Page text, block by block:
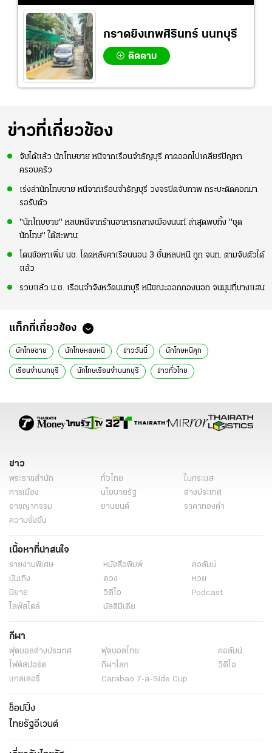
กราดยิงเทพศิรินทร์ นนทบุรี
ติดตาม
ข่าวที่เกี่ยวข้อง
จับได้แล้ว นักโทษชาย หนีจากเรือนจำธัญบุรี คาดออกไปเคลียร์ปัญหา
ครอบครัว
เร่งล่านักโทษชาย หนีจากเรือนจำธัญบุรี วงจรปิดจับภาพ กระบะติดคอกมา
รอรับตัว
"นักโทษชาย" หลบหนีจากร้านอาหารกลางเมืองนนท์ ล่าสุดพบทิ้ง "ชุด
นักโทษ" ใต้สะพาน
โดนข้อหาเพิ่ม นช. โดดหลังคาเรือนนอน 3 ชั้นหลบหนี ถูก จนท. ตามจับตัวได้
แล้ว
รวบแล้ว น.ช. เรือนจำจังหวัดนนทบุรี หนีขณะออกกองนอก จนมุมที่บางแสน
แท็กที่เกี่ยวข้อง
นักโทษชาย นักโทษหลบหนี ข่าววันนี้ นักโทษหนีคุก
เรือนจํานนทบุรี นักโทษเรือนจำนนทบุรี ข่าวทั่วไทย
ข่าว
พระราชสำนัก ทั่วไทย
ในกระแส
การเมือง
นโยบายรัฐ
ต่างประเทศ
อาชญากรรม
ยานยนต์
ราคาทองคำ
ความยั่งยืน
เนื้อหาที่น่าสนใจ
รายงานพิเศษ หนังสือพิมพ์
คอลัมน์
บันเทิง
ดวง
หวย
นิยาย
วิดีโอ
Podcast
ไลฟ์สไตล์
มัลติมีเดีย
กีฬา
ฟุตบอลต่่างประเทศ ฟุตบอลไทย
คอลัมน์
ไฟต์สปอร์ต
กีฬาโลก
วิดีโอ
แกลเลอรี่
Carabao 7-a-Side Cup
ช็อปปิ้ง
ไทยรัฐอีเวนต์